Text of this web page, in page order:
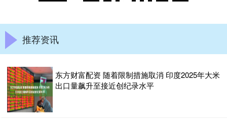
推荐资讯
东方财富配资 随着限制措施取消 印度2025年大米
出口量飙升至接近创纪录水平